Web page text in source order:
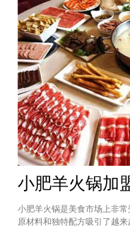
小肥羊火锅是美食市场上非
原材料和独特配方吸引了越